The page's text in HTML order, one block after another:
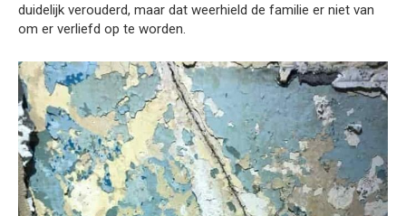
duidelijk verouderd, maar dat weerhield de familie er niet van
om er verliefd op te worden.